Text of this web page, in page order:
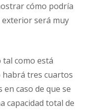
cómo podría
será muy
tal como está
habrá tres cuartos
caso de que se
capacidad total de